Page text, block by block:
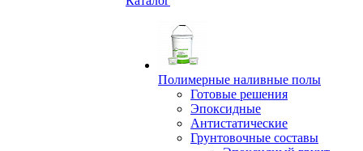
Полимерные наливные полы
Готовые решения
Эпоксидные
Антистатические
Грунтовочные составы